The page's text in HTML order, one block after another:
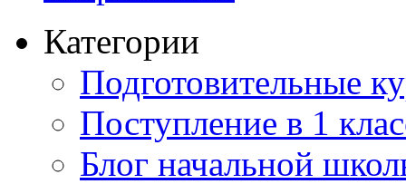
Категории
Подготовительные
Поступление в 1
Блог начальной